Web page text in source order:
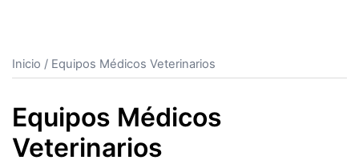
Inicio / Equipos Médicos Veterinarios
Equipos Médicos
Veterinarios